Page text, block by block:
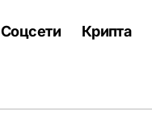
Соцсети Крипта